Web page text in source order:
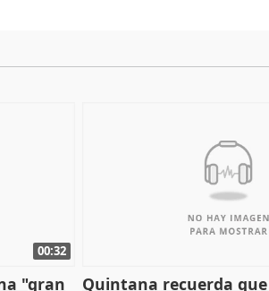
00:32
"gran
Quintana recuerda